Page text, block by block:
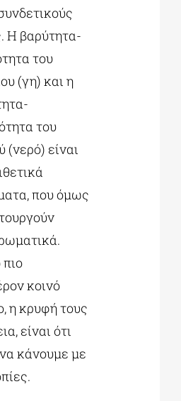
Η βαρύτητα-
του
(γη) και η
του
(νερό) είναι
που όμως
κοινό
η κρυφή τους
είναι ότι
κάνουμε με